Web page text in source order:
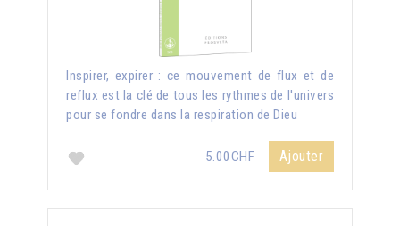
Inspirer, expirer : ce mouvement de flux et de
reflux est la clé de tous les rythmes de l'univers
pour se fondre dans la respiration de Dieu
5.00CHF Ajouter